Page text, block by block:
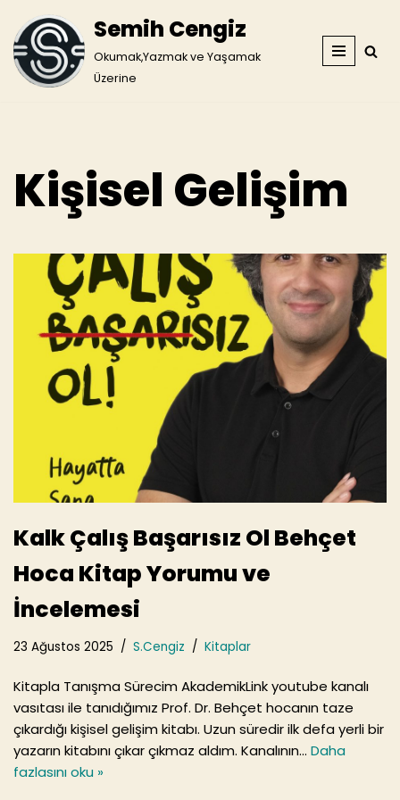
İçeriğe
geç
Semih Cengiz
Okumak,Yazmak ve Yaşamak
Üzerine
Kişisel Gelişim
Kalk Çalış Başarısız Ol Behçet
Hoca Kitap Yorumu ve
İncelemesi
23 Ağustos 2025 S.Cengiz Kitaplar
Kitapla Tanışma Sürecim AkademikLink youtube kanalı
vasıtası ile tanıdığımız Prof. Dr. Behçet hocanın taze
çıkardığı kişisel gelişim kitabı. Uzun süredir ilk defa yerli bir
yazarın kitabını çıkar çıkmaz aldım. Kanalının… Daha
fazlasını oku »